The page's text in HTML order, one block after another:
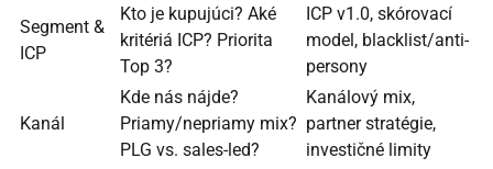
Segment &
ICP
Kto je kupujúci? Aké
kritériá ICP? Priorita
Top 3?
ICP v1.0, skórovací
model, blacklist/anti-
persony
Kanál
Kde nás nájde?
Priamy/nepriamy mix?
PLG vs. sales-led?
Kanálový mix,
partner stratégie,
investičné limity